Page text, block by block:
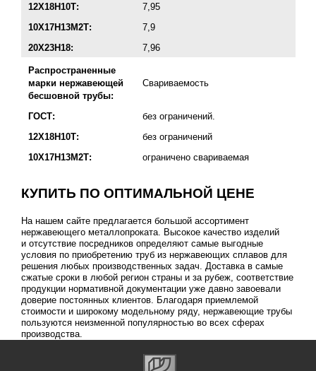
12Х18Н10Т:
7,95
10Х17Н13М2Т:
7,9
20Х23Н18:
7,96
Распространенные
марки нержавеющей
бесшовной трубы:
Свариваемость
ГОСТ:
без ограничений.
12Х18Н10Т:
без ограничений
10Х17Н13М2Т:
ограничено свариваемая
КУПИТЬ ПО ОПТИМАЛЬНОЙ ЦЕНЕ
На нашем сайте предлагается большой ассортимент
нержавеющего металлопроката. Высокое качество изделий
и отсутствие посредников определяют самые выгодные
условия по приобретению труб из нержавеющих сплавов для
решения любых производственных задач. Доставка в самые
сжатые сроки в любой регион страны и за рубеж, соответствие
продукции нормативной документации уже давно завоевали
доверие постоянных клиентов. Благодаря приемлемой
стоимости и широкому модельному ряду, нержавеющие трубы
пользуются неизменной популярностью во всех сферах
производства.